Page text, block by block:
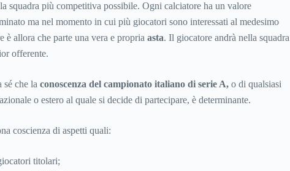
squadra più competitiva possibile. Ogni calciatore ha un valore
ma nel momento in cui più giocatori sono interessati al medesimo
è allora che parte una vera e propria asta. Il giocatore andrà nella squadra
offerente.
sé che la conoscenza del campionato italiano di serie A,o di qualsiasi
o estero al quale si decide di partecipare, è determinante.
coscienza di aspetti quali:
titolari;